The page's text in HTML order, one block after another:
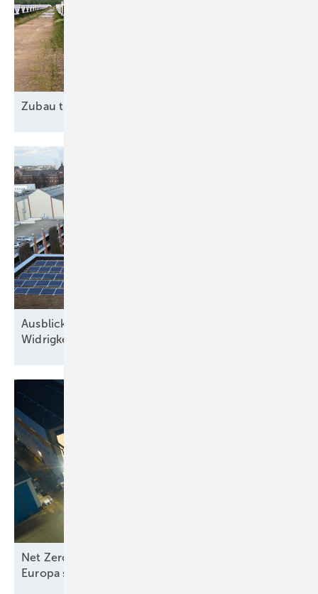
Zubau trotz
Ausblick der Solarbranche: 2026 Zubau trotz
Widrigkeiten
Net Zero Industry und Industrial Accelerator Acts:
Europa stärkt